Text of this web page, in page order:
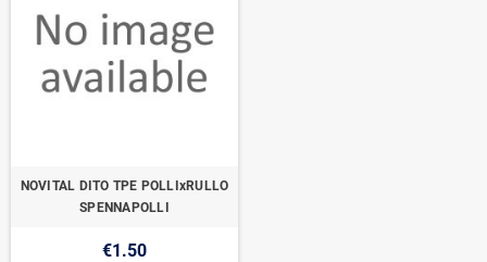
NOVITAL DITO TPE POLLIxRULLO
SPENNAPOLLI
€1.50